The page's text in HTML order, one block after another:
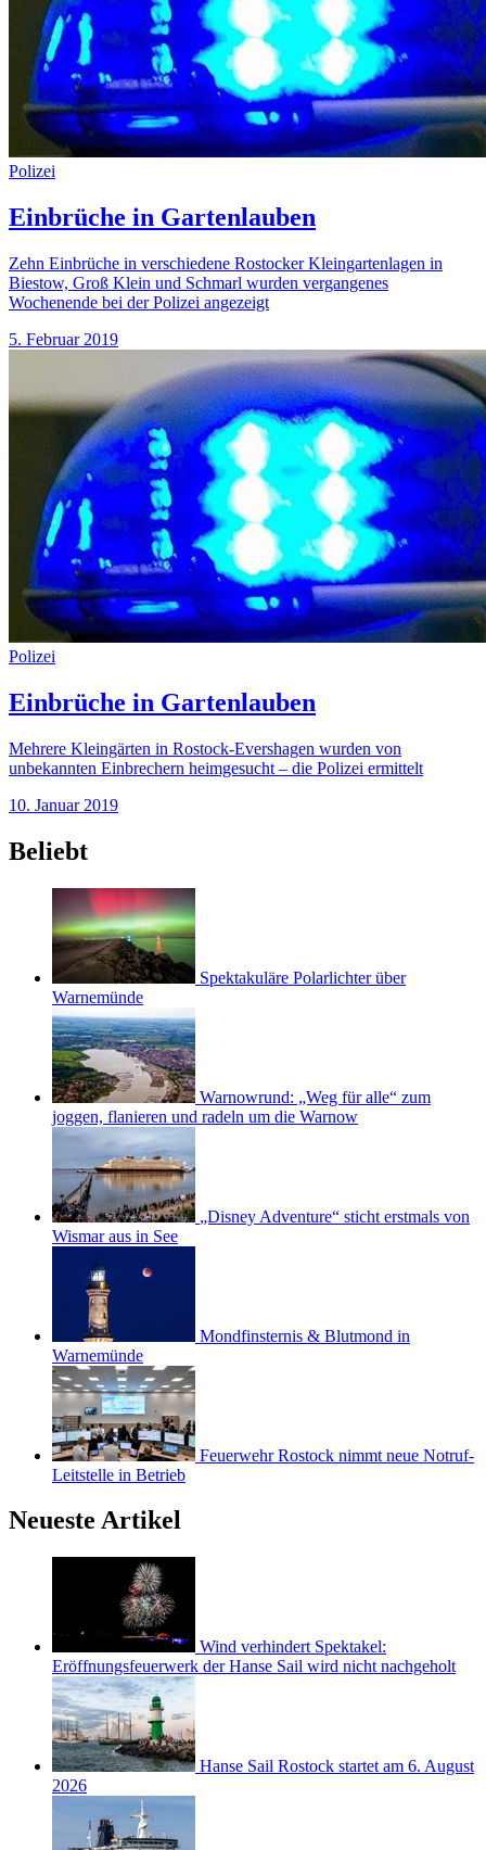
Polizei
Einbrüche in Gartenlauben
Zehn Einbrüche in verschiedene Rostocker Kleingartenlagen in
Biestow, Groß Klein und Schmarl wurden vergangenes
Wochenende bei der Polizei angezeigt
5. Februar 2019
Polizei
Einbrüche in Gartenlauben
Mehrere Kleingärten in Rostock-Evershagen wurden von
unbekannten Einbrechern heimgesucht – die Polizei ermittelt
10. Januar 2019
Beliebt
Spektakuläre Polarlichter über
Warnemünde
Warnowrund: „Weg für alle“ zum
joggen, flanieren und radeln um die Warnow
„Disney Adventure“ sticht erstmals von
Wismar aus in See
Mondfinsternis & Blutmond in
Warnemünde
Feuerwehr Rostock nimmt neue Notruf-
Leitstelle in Betrieb
Neueste Artikel
Wind verhindert Spektakel:
Eröffnungsfeuerwerk der Hanse Sail wird nicht nachgeholt
Hanse Sail Rostock startet am 6. August
2026